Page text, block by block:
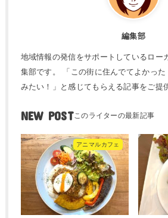
編集部
地域情報の発信をサポートしているロー
集部です。 「この街に住んでてよかっ
みたい！」と感じてもらえる記事をご提
NEW POST
アニマルカフェ